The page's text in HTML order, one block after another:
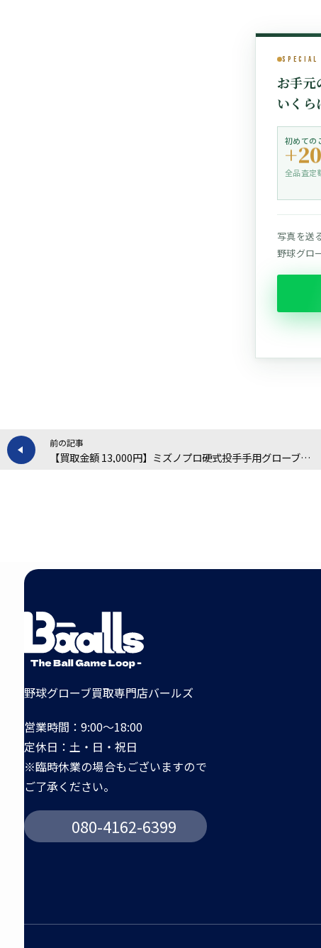
Special
お手元
いくら
初めての
全品査定
写真を送
野球グロ
前の記事
【買取金額 13,000円】ミズノプロ硬式投手手用グローブの買取実績
野球グローブ買取専門店バールズ
営業時間：9:00～18:00
定休日：土・日・祝日
※臨時休業の場合もございますので
ご了承ください。
080-4162-6399